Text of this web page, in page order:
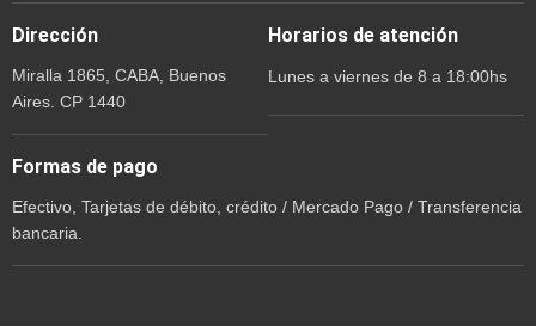
Dirección
Miralla 1865, CABA, Buenos
Aires. CP 1440
Horarios de atención
Lunes a viernes de 8 a 18:00hs
Formas de pago
Efectivo, Tarjetas de débito, crédito / Mercado Pago / Transferencia
bancaria.